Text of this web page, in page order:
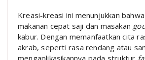
Kreasi-kreasi ini menunjukkan
makanan cepat saji dan masakan
kabur. Dengan memanfaatkan cita
akrab, seperti rasa rendang atau
mengaplikasikannya pada struktur